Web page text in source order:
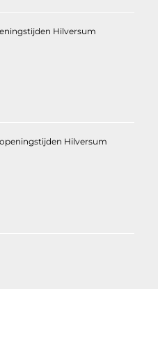
Hilversum
Hilversum